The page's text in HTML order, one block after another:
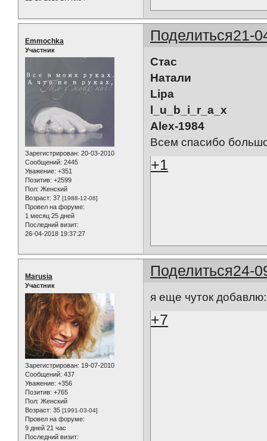
Поделиться21-
Emmochka
Участник
Зарегистрирован: 20-03-2010
Сообщений: 2445
Уважение: +351
Позитив: +2599
Пол: Женский
Возраст: 37 [1988-12-06]
Провел на форуме:
1 месяц 25 дней
Последний визит:
26-04-2018 19:37:27
Стас
Натали
Lipa
l_u_b_i_r_a_x
Alex-1984
Всем спасибо
+1
Поделиться24-
Marusia
Участник
Зарегистрирован: 19-07-2010
Сообщений: 437
Уважение: +356
Позитив: +765
Пол: Женский
Возраст: 35 [1991-03-04]
Провел на форуме:
9 дней 21 час
Последний визит:
я еще чуток добавлю:
+7